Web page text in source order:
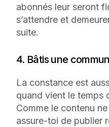
abonnés leur seront
s’attendre et
suite.
4. Bâtis une
La constance est
quand vient le temps
Comme le contenu
assure-toi de publier